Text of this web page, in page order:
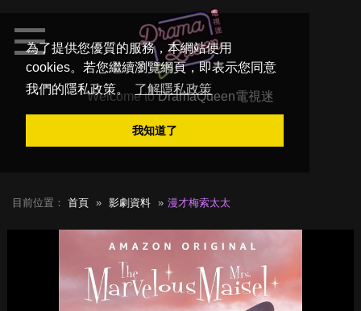
為了提供您優質的服務，本網站使用
cookies。若您繼續瀏覽網頁，即表示您同意
我們的隱私政策。
了解隱私政策
我知道了
Welcome toDramaQueen電視迷
目前位置： 首頁 影劇資料 漫才梅索太太